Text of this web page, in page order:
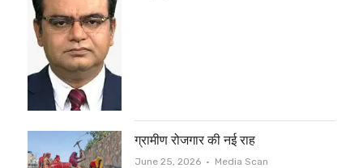
ग्रामीण रोजगार की नई राह
June 25, 2026 Author
Media Scan